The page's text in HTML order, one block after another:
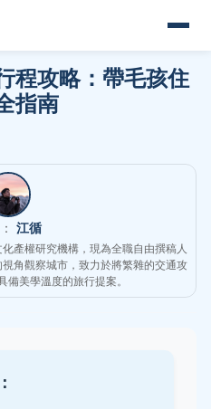
程攻略：帶毛孩住
指南
江循
產權研究機構，現為全職自由撰稿人
角觀察城市，致力於將繁雜的交通攻
美學溫度的旅行提案。